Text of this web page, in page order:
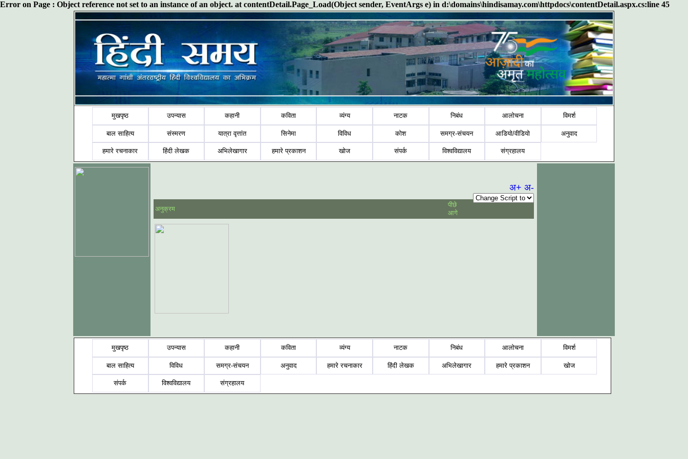
Error on Page : Object reference not set to an instance of an object. at contentDetail.Page_Load(Object sender, EventArgs e) in d:\domains\hindisamay.com\httpdocs\contentDetail.aspx.cs:line 45
मुखपृष्ठ उपन्यास कहानी कविता व्यंग्य नाटक निबंध आलोचना विमर्श
बाल साहित्य संस्मरण यात्रा वृत्तांत सिनेमा विविध कोश समग्र-संचयन आडियो/वीडियो अनुवाद
हमारे रचनाकार हिंदी लेखक अभिलेखागार हमारे प्रकाशन खोज संपर्क विश्वविद्यालय संग्रहालय
अ+ अ-
अनुक्रम
पीछे
आगे
मुखपृष्ठ उपन्यास कहानी कविता व्यंग्य नाटक निबंध आलोचना विमर्श
बाल साहित्य विविध समग्र-संचयन अनुवाद हमारे रचनाकार हिंदी लेखक अभिलेखागार हमारे प्रकाशन खोज
संपर्क विश्वविद्यालय संग्रहालय